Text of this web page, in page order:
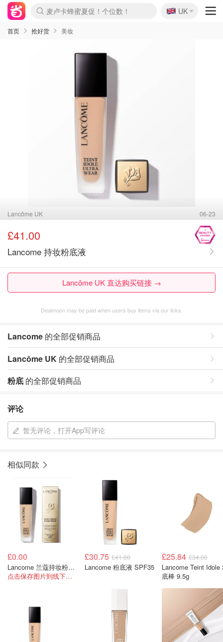
麦卢卡蜂蜜夏促！个位数！
Prada/Miu 4.8折！
啥？必胜客披萨5折！
🇬🇧
UK
首页 抢好货 美妆
Lancôme UK 06-23
£41.00
Lancome 持妆粉底液
Lancôme UK 直达购买链接 →
Dealmoon may be paid when users buy items via our links.
Lancome 的全部促销商品
Lancôme UK 的全部促销商品
粉底 的全部促销商品
评论
暂无评论，打开App写评论
相似同款
£0.00
Lancome 兰蔻持妆粉底液小样
点击保存图片到线下门店免费领！
£30.75 £41.00
Lancome 粉底液 SPF35
£25.84 £34.00
Lancome Teint Idole
底棒 9.5g